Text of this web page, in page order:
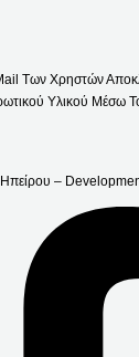
Των Χρηστών
Υλικού Μέσω
–